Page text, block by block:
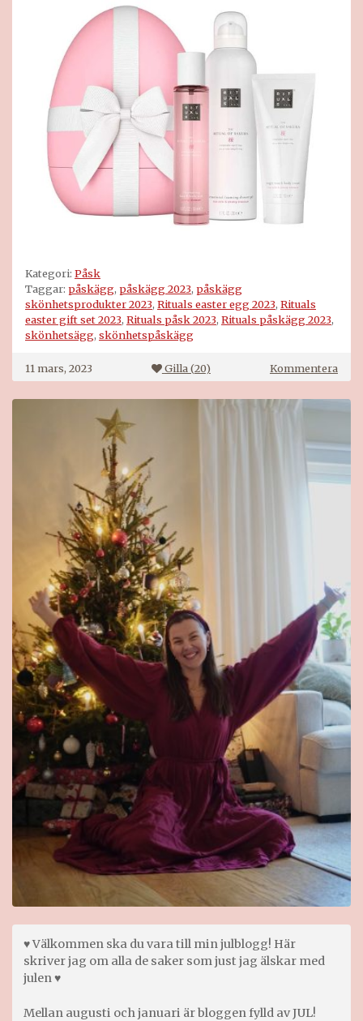
Kategori: Påsk
Taggar: påskägg, påskägg 2023, påskägg
skönhetsprodukter 2023, Rituals easter egg 2023, Rituals
easter gift set 2023, Rituals påsk 2023, Rituals påskägg 2023,
skönhetsägg, skönhetspåskägg
11 mars, 2023 Gilla (20) Kommenterapå
♥ Välkommen ska du vara till min julblogg! Här
skriver jag om alla de saker som just jag älskar med
julen ♥
Mellan augusti och januari är bloggen fylld av JUL!